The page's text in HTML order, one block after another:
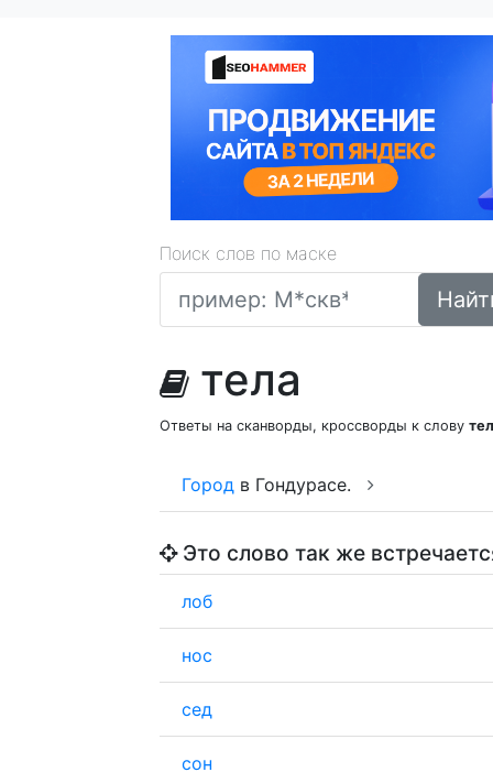
Поиск слов по маске
тела
Ответы на сканворды, кроссворды к слову
Город в Гондурасе.
Это слово так же
лоб
нос
сед
сон